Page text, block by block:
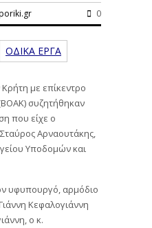
0
ΟΔΙΚΑ ΕΡΓΑ
με επίκεντρο
συζητήθηκαν
που είχε ο
Αρναουτάκης,
Υποδομών και
υφυπουργό, αρμόδιο
Κεφαλογιάννη
ο κ.